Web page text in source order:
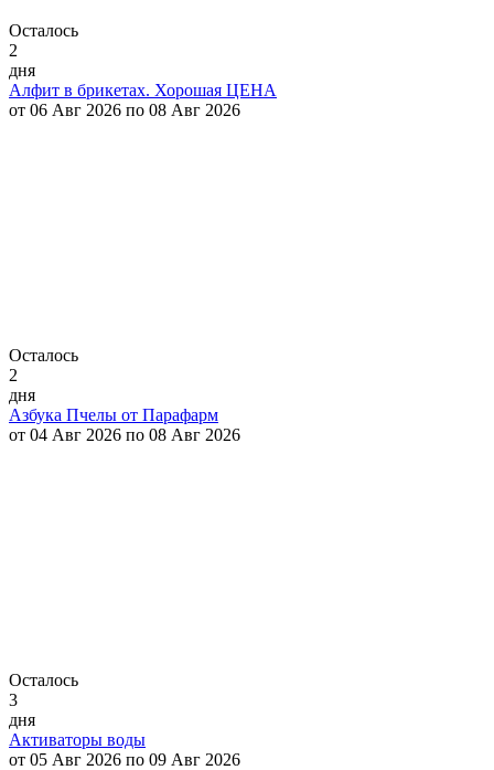
Осталось
2
дня
Алфит в брикетах. Хорошая ЦЕНА
от 06 Авг 2026 по 08 Авг 2026
Осталось
2
дня
Азбука Пчелы от Парафарм
от 04 Авг 2026 по 08 Авг 2026
Осталось
3
дня
Активаторы воды
от 05 Авг 2026 по 09 Авг 2026